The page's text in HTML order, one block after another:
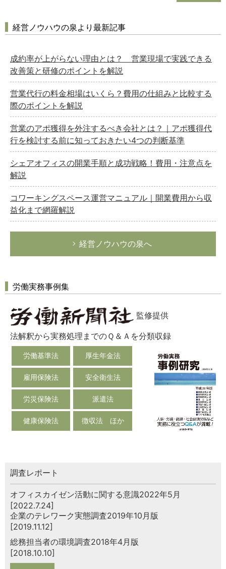
経営の知恵
秘書のノウハウ
次へ
経営ノウハウの泉より最新記事
成約率が上がらない理由とは？ 営業現場で実践できる
改善策と研修のポイントを解説
営業代行の料金相場はいくら？費用の仕組みと比較する
際のポイントを解説
営業のアポ獲得を外注するべき会社とは？｜アポ獲得代
行を検討する前に知っておきたい4つの判断基準
シェアオフィスの開業手順と成功戦略！費用・注意点を
解説
コワーキングスペース運営マニュアル｜開業費用から収
益化まで網羅解説
経営ノウハウの泉へ
労働実務事例集
監修提供
法解釈から実務処理までのＱ＆Ａを分類収録
労働基準法 厚生年金法
雇用保険法 安全衛生法
労災保険法 派遣法
健康保険法 徴収法 ほか
調査レポート
オフィスカイゼン活動に関する意識2022年5月
[2022.7.24]
企業のテレワーク実態調査2019年10月版
[2019.11.12]
総務担当者の環境調査2018年4月版
[2018.10.10]